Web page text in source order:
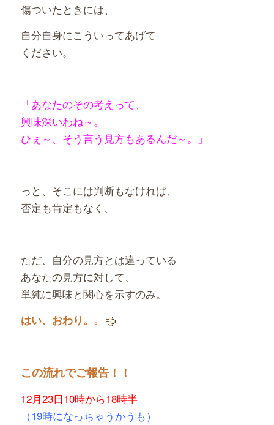
傷ついたときには、
自分自身にこういってあげて
ください。
「あなたのその考えって、
興味深いわね～。
ひぇ～、そう言う見方もあるんだ～。」
っと、そこには判断もなければ、
否定も肯定もなく、
ただ、自分の見方とは違っている
あなたの見方に対して、
単純に興味と関心を示すのみ。
はい、おわり。。
この流れでご報告！！
12月23日10時から18時半
（19時になっちゃうかうも）